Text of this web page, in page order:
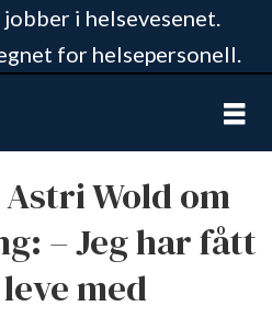
i helsevesenet.
for helsepersonell.
Wold om
– Jeg har fått
med